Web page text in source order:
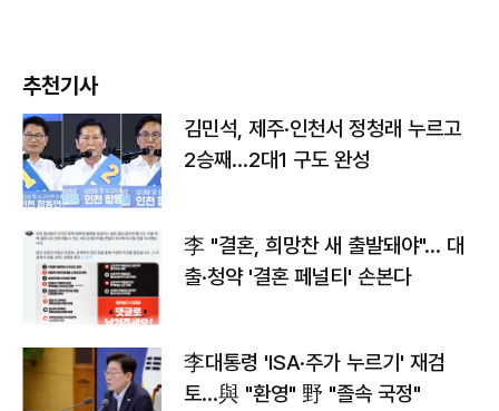
추천기사
김민석, 제주·인천서 정청래 누르고
2승째…2대1 구도 완성
李 "결혼, 희망찬 새 출발돼야"… 대
출·청약 '결혼 페널티' 손본다
李대통령 'ISA·주가 누르기' 재검
토…與 "환영" 野 "졸속 국정"